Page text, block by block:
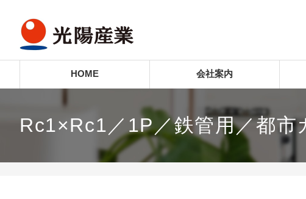
HOME 会社案内
Rc1×Rc1／1P／鉄管用／都市